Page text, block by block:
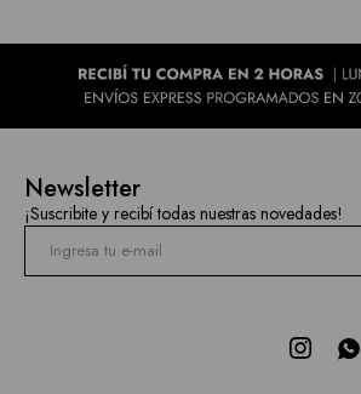
Newsletter
¡Suscribite y recibí todas nuestras novedades!
 